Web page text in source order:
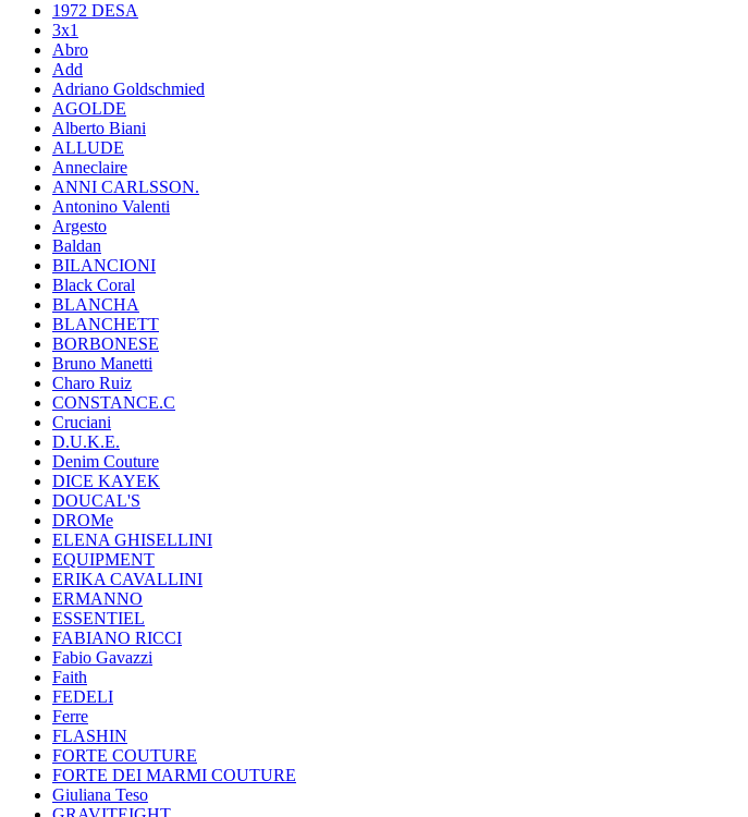
1972 DESA
3x1
Abro
Add
Adriano Goldschmied
AGOLDE
Alberto Biani
ALLUDE
Anneclaire
ANNI CARLSSON.
Antonino Valenti
Argesto
Baldan
BILANCIONI
Black Coral
BLANCHA
BLANCHETT
BORBONESE
Bruno Manetti
Charo Ruiz
CONSTANCE.C
Cruciani
D.U.K.E.
Denim Couture
DICE KAYEK
DOUCAL'S
DROMe
ELENA GHISELLINI
EQUIPMENT
ERIKA CAVALLINI
ERMANNO
ESSENTIEL
FABIANO RICCI
Fabio Gavazzi
Faith
FEDELI
Ferre
FLASHIN
FORTE COUTURE
FORTE DEI MARMI COUTURE
Giuliana Teso